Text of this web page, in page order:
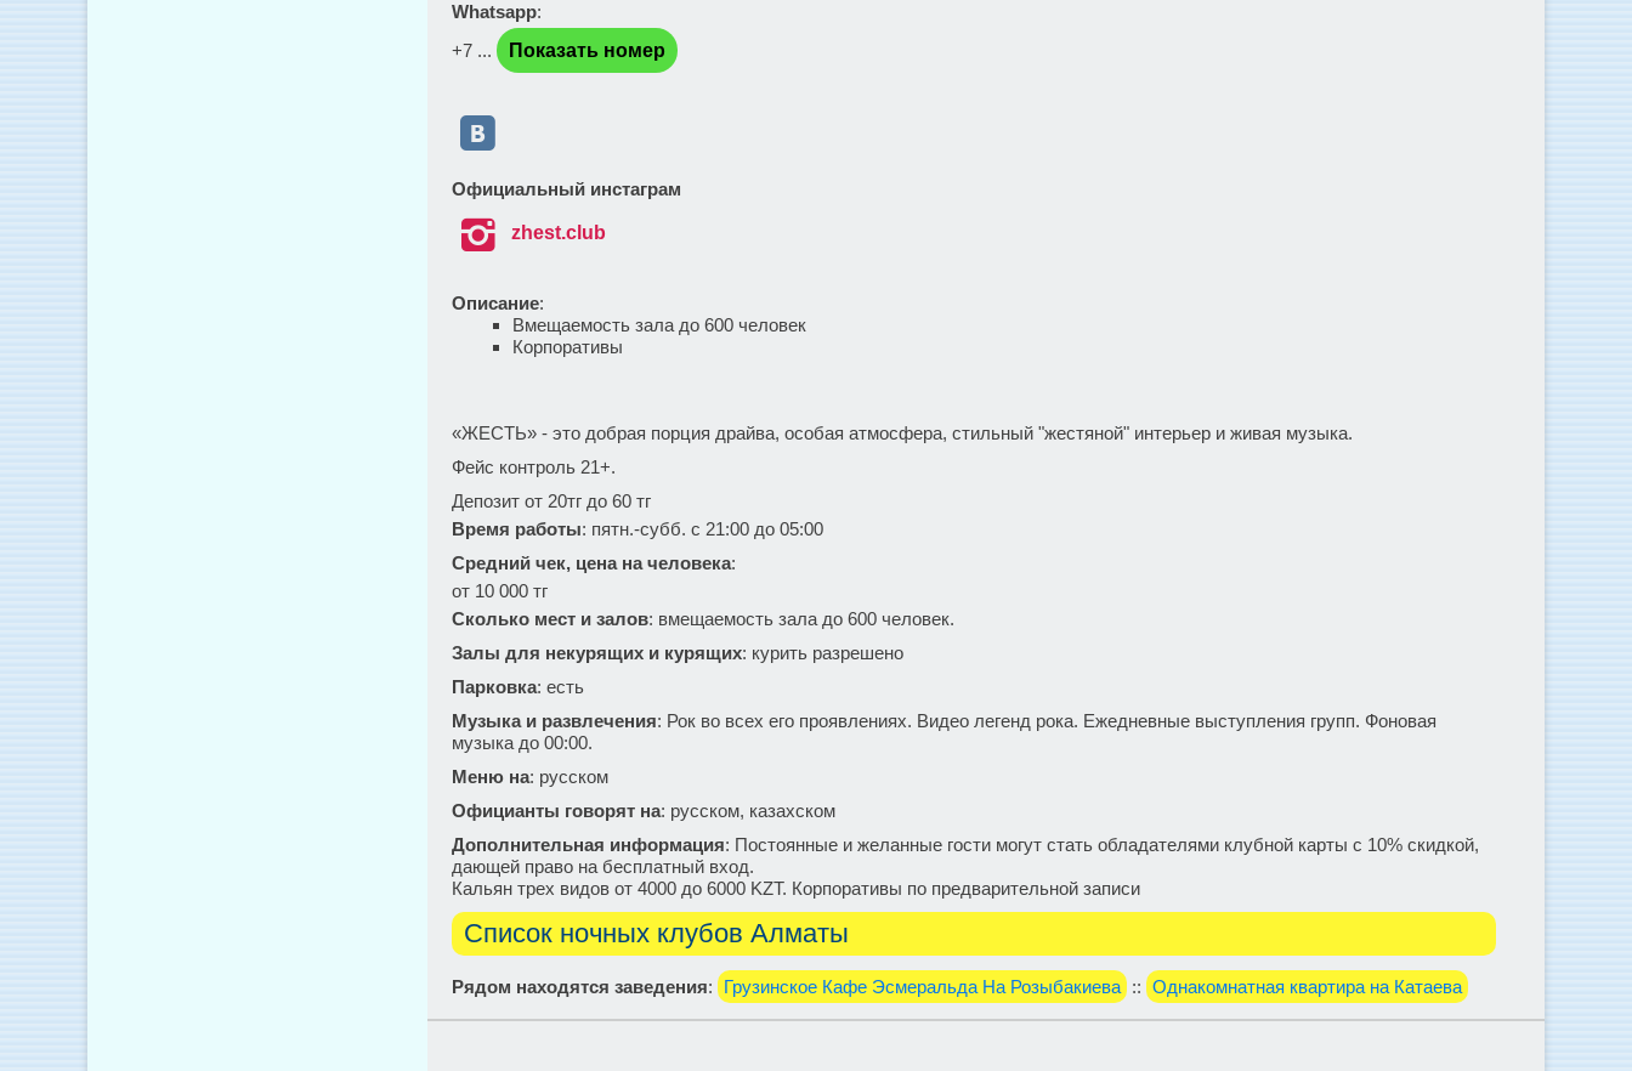
Whatsapp:
+7 ...
Показать номер

Официальный инстаграм
 zhest.club
Описание:
Вмещаемость зала до 600 человек
Корпоративы
«ЖЕСТЬ» - это добрая порция драйва, особая атмосфера, стильный "жестяной" интерьер и живая музыка.
Фейс контроль 21+.
Депозит от 20тг до 60 тг
Время работы: пятн.-субб. с 21:00 до 05:00
Средний чек, цена на человека:
от 10 000 тг
Сколько мест и залов: вмещаемость зала до 600 человек.
Залы для некурящих и курящих: курить разрешено
Парковка: есть
Музыка и развлечения: Рок во всех его проявлениях. Видео легенд рока. Ежедневные выступления групп. Фоновая
музыка до 00:00.
Меню на: русском
Официанты говорят на: русском, казахском
Дополнительная информация: Постоянные и желанные гости могут стать обладателями клубной карты с 10% скидкой,
дающей право на бесплатный вход.
Кальян трех видов от 4000 до 6000 KZT. Корпоративы по предварительной записи
Список ночных клубов Алматы
Рядом находятся заведения: Грузинское Кафе Эсмеральда На Розыбакиева :: Однакомнатная квартира на Катаева